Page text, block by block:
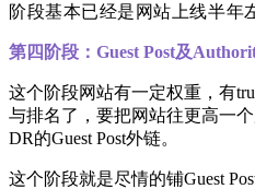
阶段基本已经是网站上线半年
第四阶段：Guest Post及
这个阶段网站有一定权重，有
与排名了，要把网站往更高一
DR的Guest Post外链。
这个阶段就是尽情的铺Guest